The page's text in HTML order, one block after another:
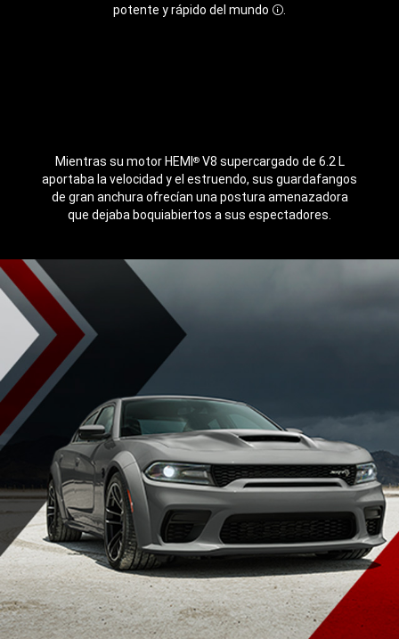
potente y rápido del mundo
Disclosure
Mientras su motor HEMI ®V8 supercargado de 6.2 L
aportaba la velocidad y el estruendo, sus guardafangos
de gran anchura ofrecían una postura amenazadora
que dejaba boquiabiertos a sus espectadores.